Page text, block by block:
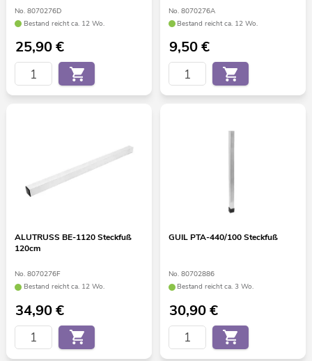
No. 8070276D
Bestand reicht ca. 12 Wo.
25,90€
No. 8070276A
Bestand reicht ca. 12 Wo.
9,50€
ALUTRUSS BE-1120 Steckfuß
120cm
No. 8070276F
Bestand reicht ca. 12 Wo.
34,90€
GUIL PTA-440/100 Steckfuß
No. 80702886
Bestand reicht ca. 3 Wo.
30,90€